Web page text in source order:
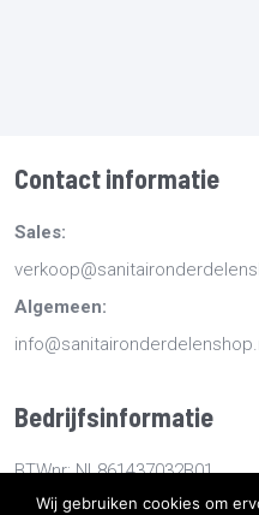
Contact informatie
Sales:
Algemeen:
Bedrijfsinformatie
BTWnr: NL861437032B01
KvKnr: 78527112
Wij gebruiken cookies om